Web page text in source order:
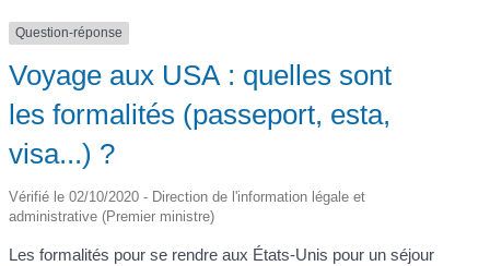
Question-réponse
Voyage aux USA : quelles sont
les formalités (passeport, esta,
visa...) ?
Vérifié le 02/10/2020 - Direction de l'information légale et
administrative (Premier ministre)
Les formalités pour se rendre aux États-Unis pour un séjour